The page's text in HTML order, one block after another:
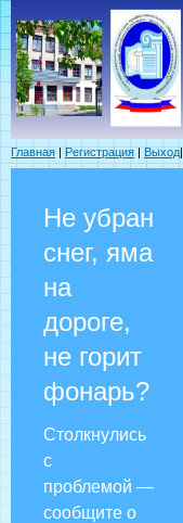
Главная | Регистрация | Выход|
Не убран
снег, яма
на
дороге,
не горит
фонарь?
Столкнулись
с
проблемой —
сообщите о